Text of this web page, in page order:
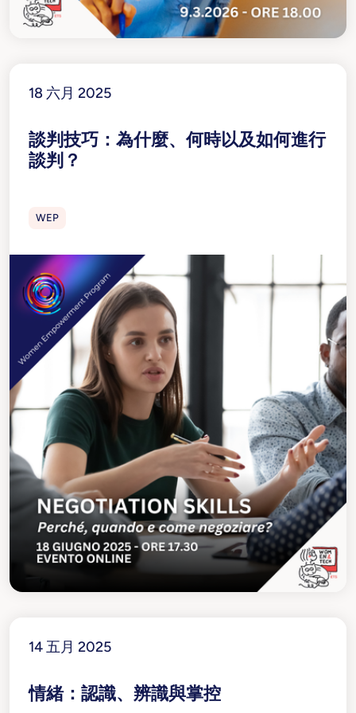
18 六月 2025
談判技巧：為什麼、何時以及如何進行
談判？
WEP
14 五月 2025
情緒：認識、辨識與掌控